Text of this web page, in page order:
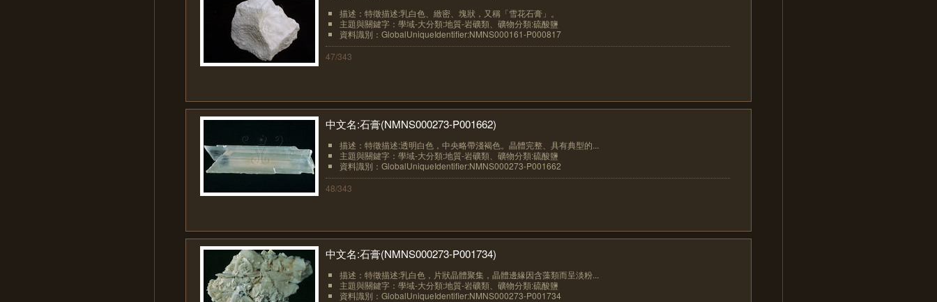
描述：特徵描述:乳白色、緻密、塊狀，又稱「雪花石膏」。
主題與關鍵字：學域-大分類:地質-岩礦類、礦物分類:硫酸鹽
資料識別：GlobalUniqueIdentifier:NMNS000161-P000817
47/343
中文名:石膏(NMNS000273-P001662)
描述：特徵描述:透明白色，中央略帶淺褐色。晶體完整、具有典型的...
主題與關鍵字：學域-大分類:地質-岩礦類、礦物分類:硫酸鹽
資料識別：GlobalUniqueIdentifier:NMNS000273-P001662
48/343
中文名:石膏(NMNS000273-P001734)
描述：特徵描述:乳白色，片狀晶體聚集，晶體邊緣因含藻類而呈淡粉...
主題與關鍵字：學域-大分類:地質-岩礦類、礦物分類:硫酸鹽
資料識別：GlobalUniqueIdentifier:NMNS000273-P001734